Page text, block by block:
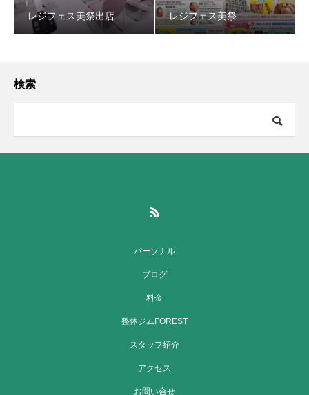
レジフェス美祭出店 レジフェス美祭
検索
パーソナル
ブログ
料金
整体ジムFOREST
スタッフ紹介
アクセス
お問い合せ